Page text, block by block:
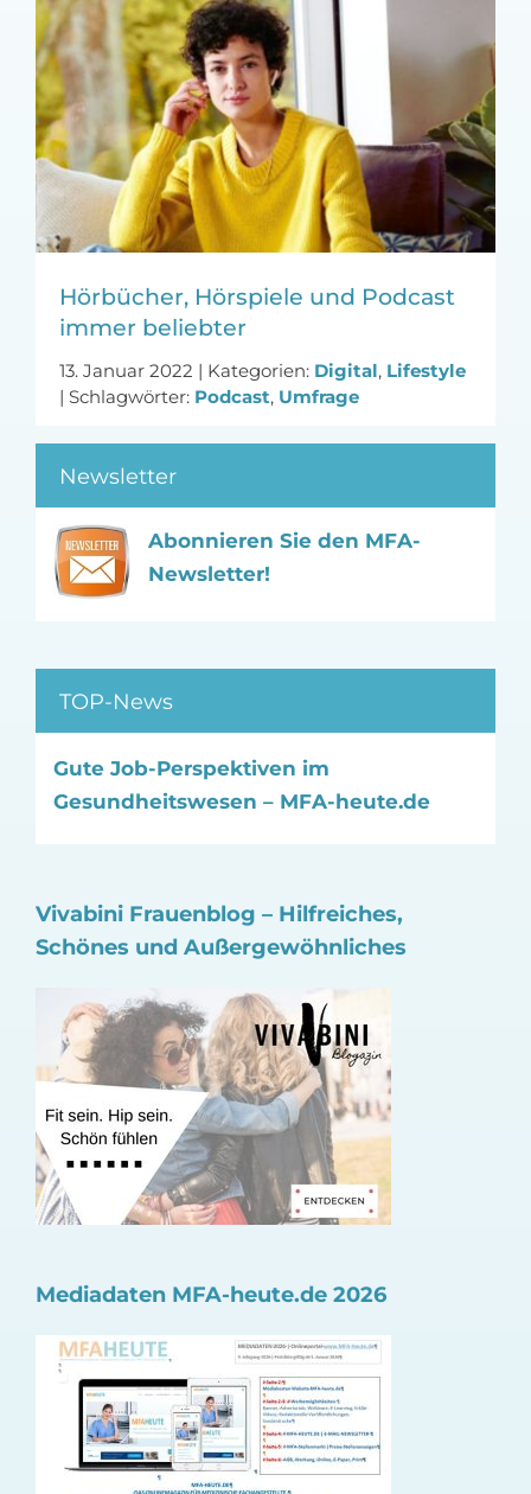
MFA-heute Newsletter-Anmeldung
Über uns
Ihre Werbung auf MFA-heute.de
Suche
nach:
Hörbücher, Hörspiele und Podcast
immer beliebter
13. Januar 2022 | Kategorien: Digital, Lifestyle
| Schlagwörter: Podcast, Umfrage
Newsletter
Abonnieren Sie den MFA-
Newsletter!
TOP-News
Gute Job-Perspektiven im
Gesundheitswesen – MFA-heute.de
Vivabini Frauenblog – Hilfreiches,
Schönes und Außergewöhnliches
Mediadaten MFA-heute.de 2026